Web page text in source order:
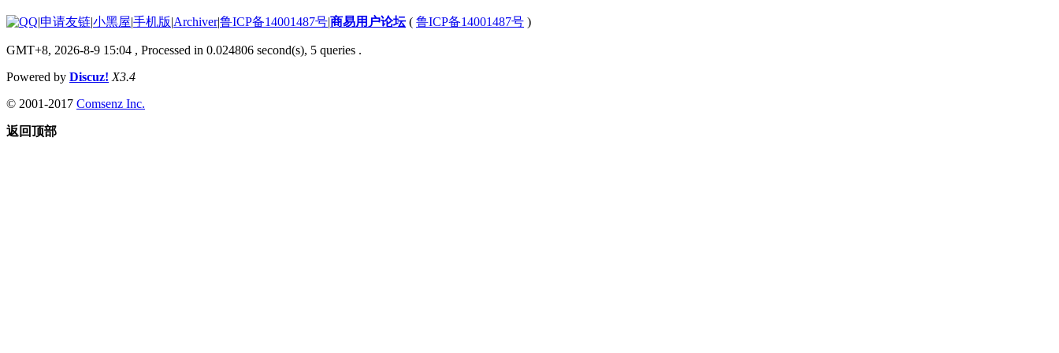
|申请友链|小黑屋|手机版|Archiver|鲁ICP备14001487号|商易用户论坛( 鲁ICP备14001487号 )
GMT+8, 2026-8-9 15:04 , Processed in 0.024806 second(s), 5 queries .
Powered by Discuz! X3.4
© 2001-2017 Comsenz Inc.
返回顶部